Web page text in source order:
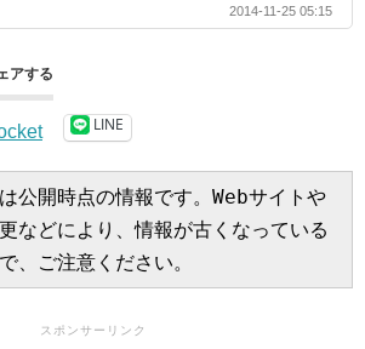
2014-11-25 05:15
アする
LINE
公開時点の情報です。Webサイトや
などにより、情報が古くなっている
、ご注意ください。
スポンサーリンク